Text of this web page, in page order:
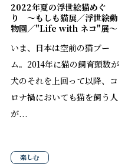
2022年夏の浮世絵猫めぐ
り 〜もしも猫展／浮世絵動
物園／"Life with ネコ"展〜
いま、日本は空前の猫ブー
ム。2014年に猫の飼育頭数が
犬のそれを上回って以降、コ
ロナ禍においても猫を飼う人
が...
楽しむ